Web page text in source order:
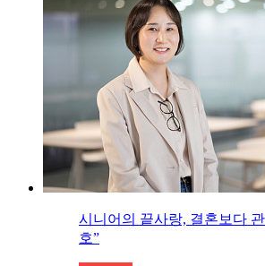
시니어의 끝사랑, 결혼보다
호”